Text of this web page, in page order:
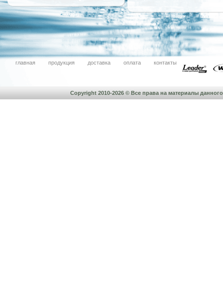
главная продукция доставка оплата контакты
Copyright 2010-2026 © Все права на материалы